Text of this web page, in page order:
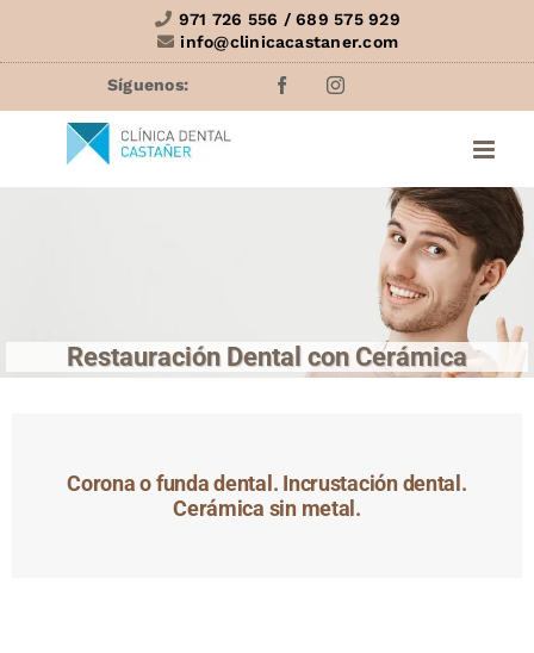
971 726 556 / 689 575 929
info@clinicacastaner.com
FacebookInstagram
Restauración Dental con Cerámica
Corona o funda dental. Incrustación dental.
Cerámica sin metal.